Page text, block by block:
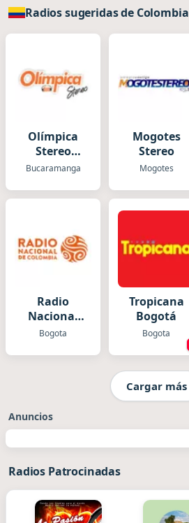
Radios sugeridas de Colombia
Olímpica
Stereo
Bucaramanga
Bucaramanga
Mogotes
Stereo
Mogotes
Radio
Nacional
Colombia
Bogota
Tropicana
Bogotá
Bogota
Cargar más
Anuncios
Radios Patrocinadas